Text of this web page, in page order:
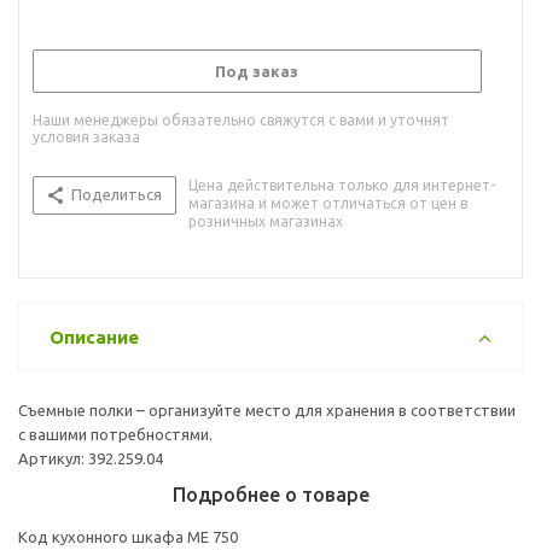
Под заказ
Наши менеджеры обязательно свяжутся с вами и уточнят
условия заказа
Поделиться
Цена действительна только для интернет-
магазина и может отличаться от цен в
розничных магазинах
Описание
Съемные полки – организуйте место для хранения в соответствии
с вашими потребностями.
Артикул: 392.259.04
Подробнее о товаре
Код кухонного шкафа ME 750